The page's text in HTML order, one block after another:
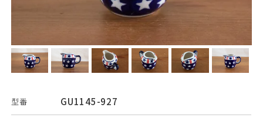
型番 GU1145-927